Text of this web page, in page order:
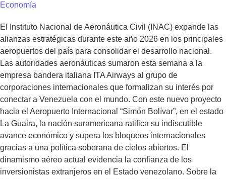
Economía
El Instituto Nacional de Aeronáutica Civil (INAC) expande las
alianzas estratégicas durante este año 2026 en los principales
aeropuertos del país para consolidar el desarrollo nacional.
Las autoridades aeronáuticas sumaron esta semana a la
empresa bandera italiana ITA Airways al grupo de
corporaciones internacionales que formalizan su interés por
conectar a Venezuela con el mundo. Con este nuevo proyecto
hacia el Aeropuerto Internacional “Simón Bolívar”, en el estado
La Guaira, la nación suramericana ratifica su indiscutible
avance económico y supera los bloqueos internacionales
gracias a una política soberana de cielos abiertos. El
dinamismo aéreo actual evidencia la confianza de los
inversionistas extranjeros en el Estado venezolano. Sobre la